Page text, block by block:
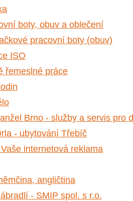
boty, obuv a oblečení
pracovní boty (obuv)
ISO
řemeslné práce
Brno - služby a servis pro
- ubytování Třebíč
internetová reklama
angličtina
- SMIP spol. s r.o.